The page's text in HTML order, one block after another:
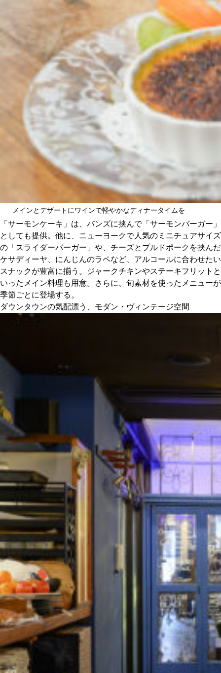
メインとデザートにワインで軽やかなディナータイムを
「サーモンケーキ」は、バンズに挟んで「サーモンバーガー」
としても提供。他に、ニューヨークで人気のミニチュアサイズ
の「スライダーバーガー」や、チーズとプルドポークを挟んだ
ケサディーヤ、にんじんのラペなど、アルコールに合わせたい
スナックが豊富に揃う。ジャークチキンやステーキフリットと
いったメイン料理も用意。さらに、旬素材を使ったメニューが
季節ごとに登場する。
ダウンタウンの気配漂う、モダン・ヴィンテージ空間